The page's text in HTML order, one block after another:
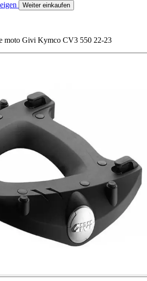
Weiter einkaufen
moto Givi Kymco CV3 550 22-23